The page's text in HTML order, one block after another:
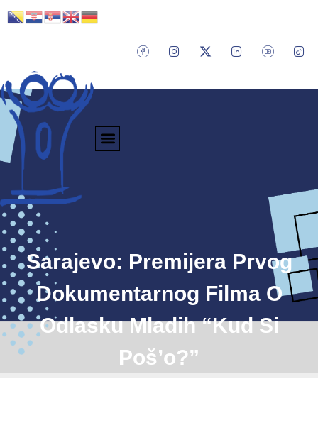
Sarajevo: Premijera Prvog
Dokumentarnog Filma O
Odlasku Mladih “Kud Si
Poš’o?”